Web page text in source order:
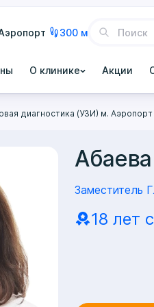
300 м
О клинике Акции
диагностика (УЗИ) м. Аэропорт
Заместитель
18 лет